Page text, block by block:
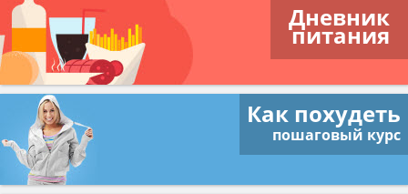
Дневник
питания
Как похудеть
пошаговый курс